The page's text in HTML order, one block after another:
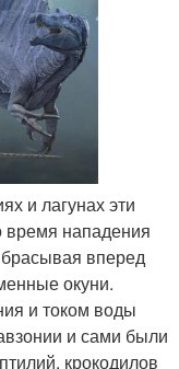
и лагунах эти
нападения
вперед
окуни.
и током воды
и сами были
крокодилов